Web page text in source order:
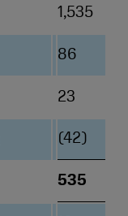
1,535
86
23
(42)
535